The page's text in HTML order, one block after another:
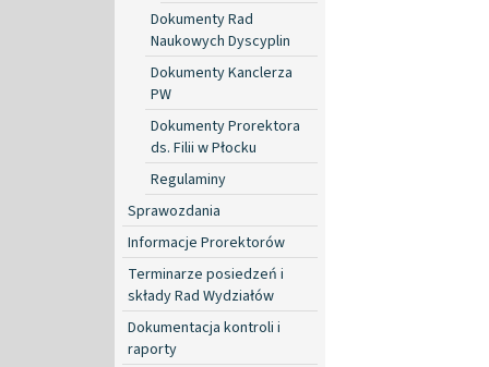
Dokumenty Rad
Naukowych Dyscyplin
Dokumenty Kanclerza
PW
Dokumenty Prorektora
ds. Filii w Płocku
Regulaminy
Sprawozdania
Informacje Prorektorów
Terminarze posiedzeń i
składy Rad Wydziałów
Dokumentacja kontroli i
raporty